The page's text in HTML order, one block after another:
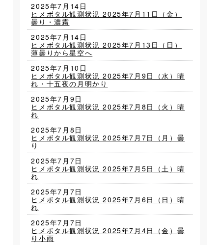
2025年7月14日
ヒメボタル観測状況 2025年7月11日（金）
曇り・濃霧
2025年7月14日
ヒメボタル観測状況 2025年7月13日（日）
薄曇りから星空へ
2025年7月10日
ヒメボタル観測状況 2025年7月9日（水）晴
れ・十五夜の月明かり
2025年7月9日
ヒメボタル観測状況 2025年7月8日（火）晴
れ
2025年7月8日
ヒメボタル観測状況 2025年7月7日（月）曇
り
2025年7月7日
ヒメボタル観測状況 2025年7月5日（土）晴
れ
2025年7月7日
ヒメボタル観測状況 2025年7月6日（日）晴
れ
2025年7月7日
ヒメボタル観測状況 2025年7月4日（金）曇
り小雨